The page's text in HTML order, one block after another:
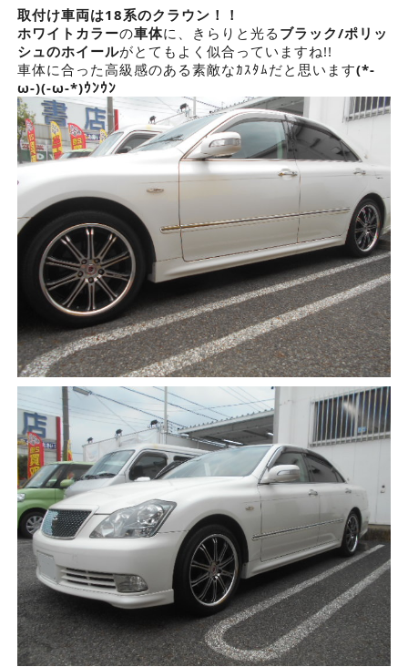
取付け車両は18系のクラウン！！
ホワイトカラーの車体に、きらりと光る ブラック/ポリッ
シュのホイールがとてもよく似合っていますね!!
車体に合った高級感のある素敵なｶｽﾀﾑだと思います(*-
ω-)(-ω-*)ｳﾝｳﾝ